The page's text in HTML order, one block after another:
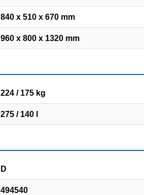
840 x 510 x 670 mm
960 x 800 x 1320 mm
224 / 175 kg
275 / 140 l
D
494540